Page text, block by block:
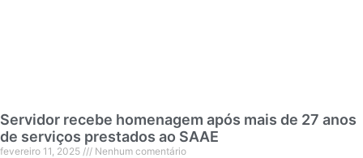
Servidor recebe homenagem após mais de 27 anos
de serviços prestados ao SAAE
fevereiro 11, 2025 Nenhum comentário